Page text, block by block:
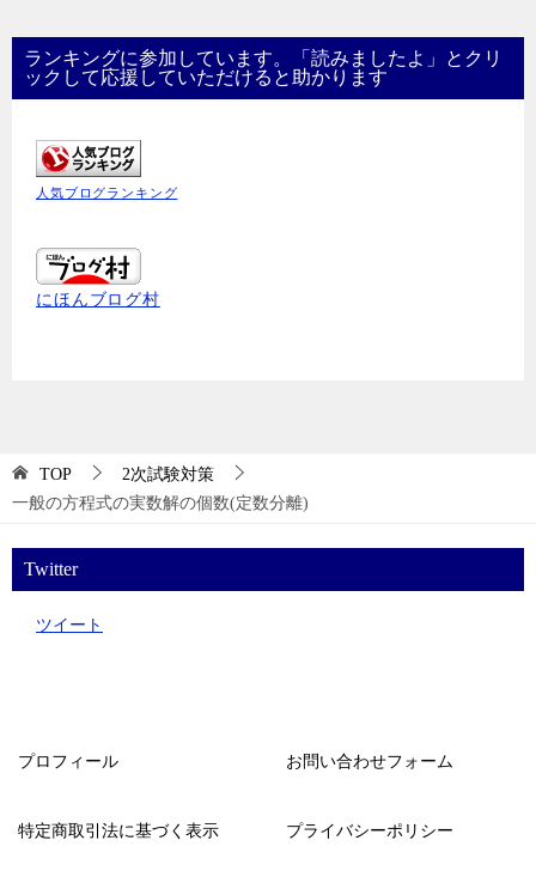
ランキングに参加しています。「読みましたよ」とクリ
ックして応援していただけると助かります
人気ブログランキング
にほんブログ村
TOP
2次試験対策
一般の方程式の実数解の個数(定数分離)
Twitter
ツイート
プロフィール お問い合わせフォーム
特定商取引法に基づく表示 プライバシーポリシー